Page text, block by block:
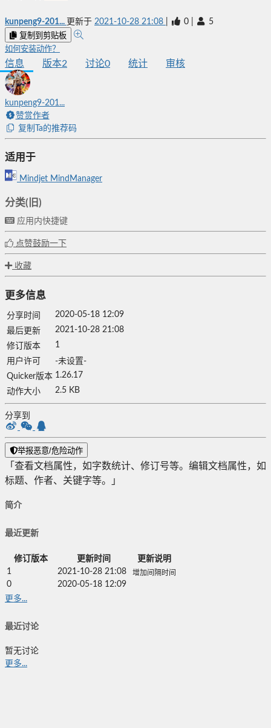
kunpeng9-201... 更新于 2021-10-28 21:08 0 5
复制到剪贴板
如何安装动作？
信息 版本2 讨论0 统计 审核
kunpeng9-201...
赞赏作者
复制Ta的推荐码
适用于
Mindjet MindManager
分类(旧)
应用内快捷键
点赞鼓励一下
收藏
更多信息
分享时间
2020-05-18 12:09
最后更新
2021-10-28 21:08
修订版本
1
用户许可
-未设置-
Quicker版本 1.26.17
动作大小
2.5 KB
分享到
举报恶意/危险动作
「查看文档属性，如字数统计、修订号等。编辑文档属性，如
标题、作者、关键字等。」
简介
最近更新
修订版本 更新时间
更新说明
1
2021-10-28 21:08 增加间隔时间
0
2020-05-18 12:09
更多...
最近讨论
暂无讨论
更多...